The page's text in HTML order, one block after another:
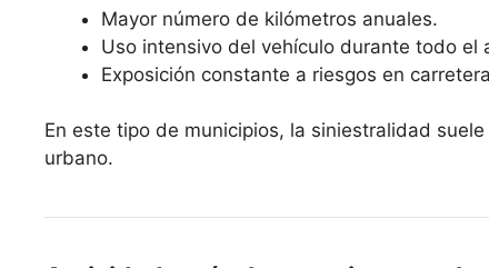
Mayor número de kilómetros anuales.
Uso intensivo del vehículo durante todo el
Exposición constante a riesgos en
En este tipo de municipios, la siniestralidad
urbano.